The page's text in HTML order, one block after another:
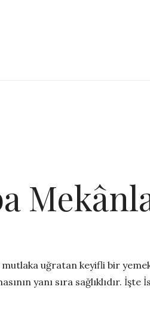
uğratan keyifli bir
yanı sıra sağlıklıdır. İşte